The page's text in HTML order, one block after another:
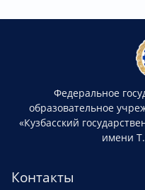
Федеральное
образовательное
«Кузбасский
имени
Контакты